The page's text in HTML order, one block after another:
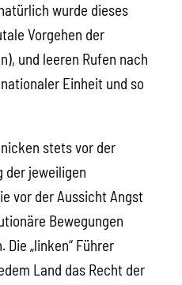
wurde dieses
Vorgehen der
und leeren Rufen nach
Einheit und so
stets vor der
der jeweiligen
vor der Aussicht Angst
Bewegungen
„linken“ Führer
Land das Recht der